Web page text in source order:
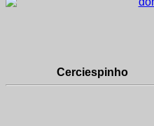
Cerciespinho